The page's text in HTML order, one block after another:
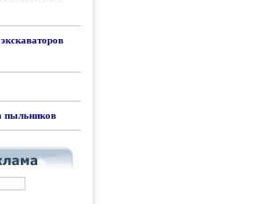
пыльников